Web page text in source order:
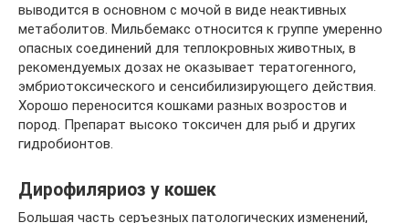
выводится в основном с мочой в виде неактивных
метаболитов. Мильбемакс относится к группе умеренно
опасных соединений для теплокровных животных, в
рекомендуемых дозах не оказывает тератогенного,
эмбриотоксического и сенсибилизирующего действия.
Хорошо переносится кошками разных возростов и
пород. Препарат высоко токсичен для рыб и других
гидробионтов.
Дирофиляриоз у кошек
Большая часть серъезных патологических изменений,